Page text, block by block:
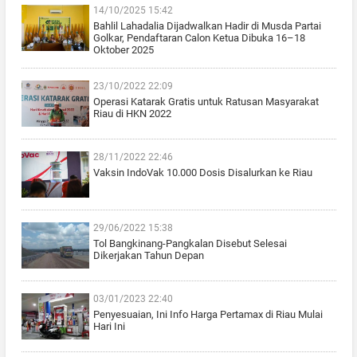
14/10/2025 15:42
Bahlil Lahadalia Dijadwalkan Hadir di Musda Partai
Golkar, Pendaftaran Calon Ketua Dibuka 16–18
Oktober 2025
23/10/2022 22:09
Operasi Katarak Gratis untuk Ratusan Masyarakat
Riau di HKN 2022
28/11/2022 22:46
Vaksin IndoVak 10.000 Dosis Disalurkan ke Riau
29/06/2022 15:38
Tol Bangkinang-Pangkalan Disebut Selesai
Dikerjakan Tahun Depan
03/01/2023 22:40
Penyesuaian, Ini Info Harga Pertamax di Riau Mulai
Hari Ini